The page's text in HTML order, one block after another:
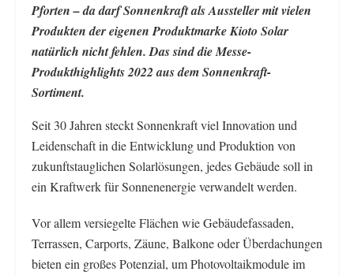
Pforten – da darf Sonnenkraft als Aussteller mit vielen
Produkten der eigenen Produktmarke Kioto Solar
natürlich nicht fehlen. Das sind die Messe-
Produkthighlights 2022 aus dem Sonnenkraft-
Sortiment.
Seit 30 Jahren steckt Sonnenkraft viel Innovation und
Leidenschaft in die Entwicklung und Produktion von
zukunftstauglichen Solarlösungen, jedes Gebäude soll in
ein Kraftwerk für Sonnenenergie verwandelt werden.
Vor allem versiegelte Flächen wie Gebäudefassaden,
Terrassen, Carports, Zäune, Balkone oder Überdachungen
bieten ein großes Potenzial, um Photovoltaikmodule im